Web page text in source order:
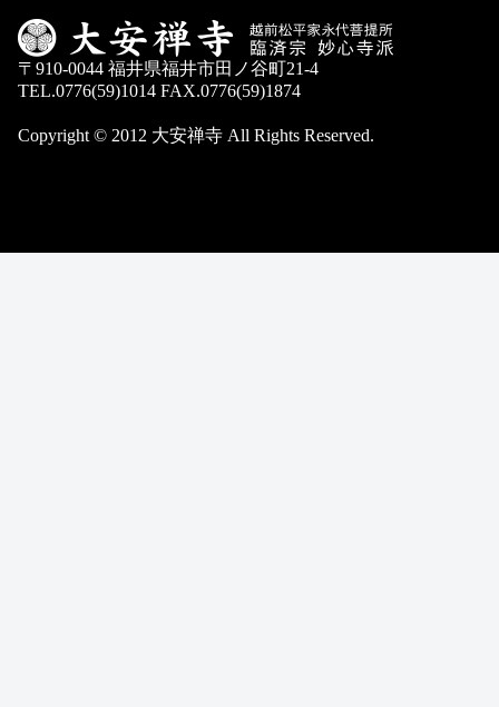
〒910-0044 福井県福井市田ノ谷町21-4
TEL.0776(59)1014 FAX.0776(59)1874
Copyright © 2012 大安禅寺 All Rights Reserved.